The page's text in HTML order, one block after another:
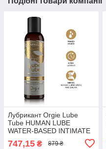
Лубрикант Orgie Lube
Tube HUMAN LUBE
WATER-BASED INTIMATE
747,15 ₴ 879 ₴